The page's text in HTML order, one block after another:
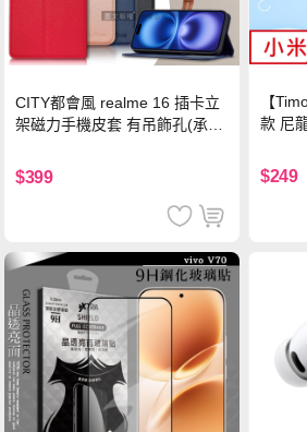
CITY都會風 realme 16 插卡立
架磁力手機皮套 有吊飾孔(承諾
$399
【
款 尼
$249